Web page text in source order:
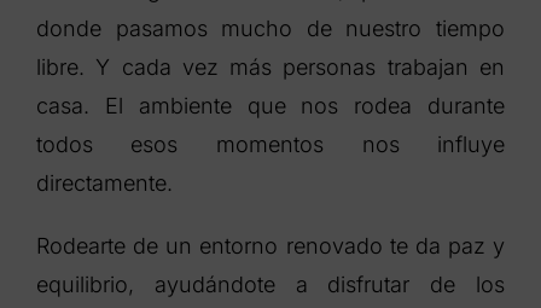
donde pasamos mucho de nuestro tiempo
libre. Y cada vez más personas trabajan en
casa. El ambiente que nos rodea durante
todos esos momentos nos influye
directamente.
Rodearte de un entorno renovado te da paz y
equilibrio, ayudándote a disfrutar de los